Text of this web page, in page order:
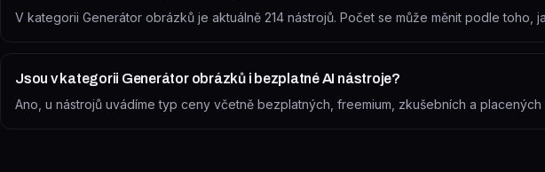
V kategorii Generátor obrázků je aktuálně 214 nástrojů. Počet se může měnit podle
Jsou v kategorii Generátor obrázků i bezplatné AI nástroje?
Ano, u nástrojů uvádíme typ ceny včetně bezplatných, freemium, zkušebních a